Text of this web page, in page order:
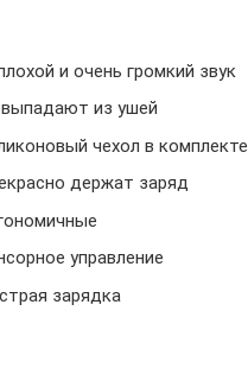
и очень громкий звук
из ушей
чехол в комплекте
держат заряд
управление
зарядка